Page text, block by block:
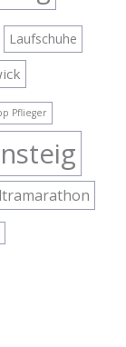
Laufschuhe
Pflieger